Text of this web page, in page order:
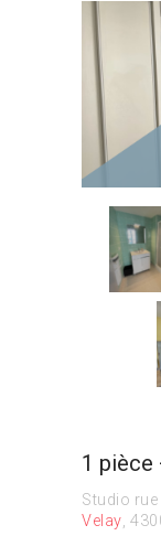
1 pièce
Studio
Velay